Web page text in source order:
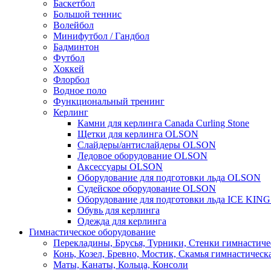
Баскетбол
Большой теннис
Волейбол
Минифутбол / Гандбол
Бадминтон
Футбол
Хоккей
Флорбол
Водное поло
Функциональный тренинг
Керлинг
Камни для керлинга Canada Curling Stone
Щетки для керлинга OLSON
Слайдеры/антислайдеры OLSON
Ледовое оборудование OLSON
Аксессуары OLSON
Оборудование для подготовки льда OLSON
Судейское оборудование OLSON
Оборудование для подготовки льда ICE
Обувь для керлинга
Одежда для керлинга
Гимнастическое оборудование
Перекладины, Брусья, Турники, Стенки
Конь, Козел, Бревно, Мостик, Скамья
Маты, Канаты, Кольца, Консоли